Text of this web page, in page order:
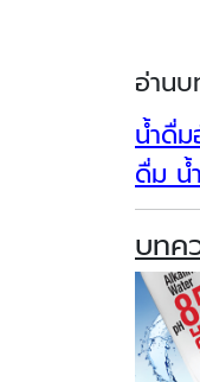
อ่านบ
น้ำดื่
ดื่ม น้
บทค